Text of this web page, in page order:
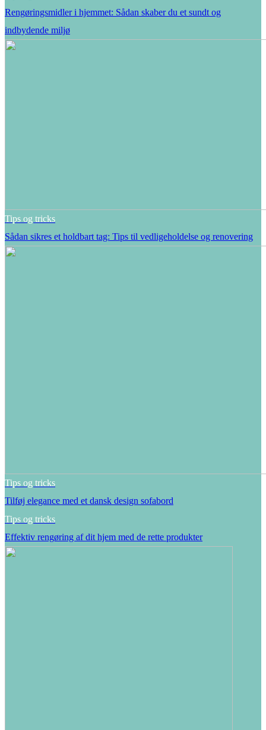
Rengøringsmidler i hjemmet: Sådan skaber du et sundt og
indbydende miljø
Tips og tricks
Sådan sikres et holdbart tag: Tips til vedligeholdelse og renovering
Tips og tricks
Tilføj elegance med et dansk design sofabord
Tips og tricks
Effektiv rengøring af dit hjem med de rette produkter